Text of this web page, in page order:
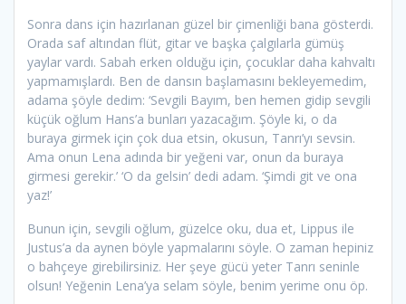
Sonra dans için hazırlanan güzel bir çimenliği bana gösterdi.
Orada saf altından flüt, gitar ve başka çalgılarla gümüş
yaylar vardı. Sabah erken olduğu için, çocuklar daha kahvaltı
yapmamışlardı. Ben de dansın başlamasını bekleyemedim,
adama şöyle dedim: ‘Sevgili Bayım, ben hemen gidip sevgili
küçük oğlum Hans’a bunları yazacağım. Şöyle ki, o da
buraya girmek için çok dua etsin, okusun, Tanrı’yı sevsin.
Ama onun Lena adında bir yeğeni var, onun da buraya
girmesi gerekir.’ ‘O da gelsin’ dedi adam. ‘Şimdi git ve ona
yaz!’
Bunun için, sevgili oğlum, güzelce oku, dua et, Lippus ile
Justus’a da aynen böyle yapmalarını söyle. O zaman hepiniz
o bahçeye girebilirsiniz. Her şeye gücü yeter Tanrı seninle
olsun! Yeğenin Lena’ya selam söyle, benim yerime onu öp.